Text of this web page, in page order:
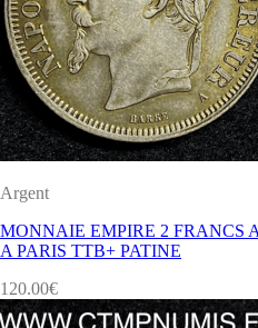
Argent
MONNAIE EMPIRE 2 FRANCS
A PARIS TTB+ PATINE
120.00€